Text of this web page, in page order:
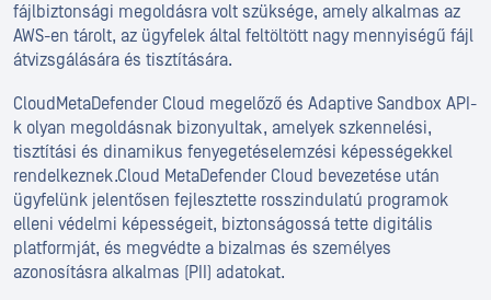
fájlbiztonsági megoldásra volt szüksége, amely alkalmas az
AWS-en tárolt, az ügyfelek által feltöltött nagy mennyiségű fájl
átvizsgálására és tisztítására.
CloudMetaDefender Cloud megelőző és Adaptive Sandbox API-
k olyan megoldásnak bizonyultak, amelyek szkennelési,
tisztítási és dinamikus fenyegetéselemzési képességekkel
rendelkeznek.Cloud MetaDefender Cloud bevezetése után
ügyfelünk jelentősen fejlesztette rosszindulatú programok
elleni védelmi képességeit, biztonságossá tette digitális
platformját, és megvédte a bizalmas és személyes
azonosításra alkalmas (PII) adatokat.